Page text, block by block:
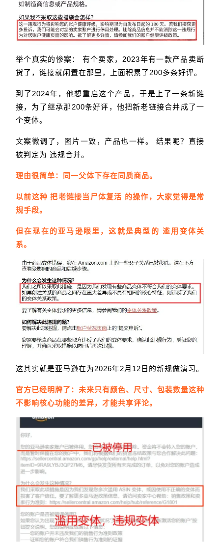
举个真实的惨案： 有个卖家，2023年有一款产品卖断
货了，链接就闲置在那里，上面积累了200多条好评。
到了2024年，他想重启这个产品，于是上了一条新链
接，为了继承那200条好评，他把新老链接合并成了一
个变体。
文案微调了，图片一致，产品也一样。 结果呢？直接
被判定为 违规合并。
理由很简单：同一父体下存在同质商品。
以前这种 把老链接当尸体复活 的操作，大家觉得是常
规手段。
但在现在的亚马逊眼里，这就是典型的 滥用变体关
系。
这其实就是亚马逊在为2026年2月12日的新规做演习。
官方已经明牌了：未来只有颜色、尺寸、包装数量这种
不影响核心功能的差异，才能共享评论。